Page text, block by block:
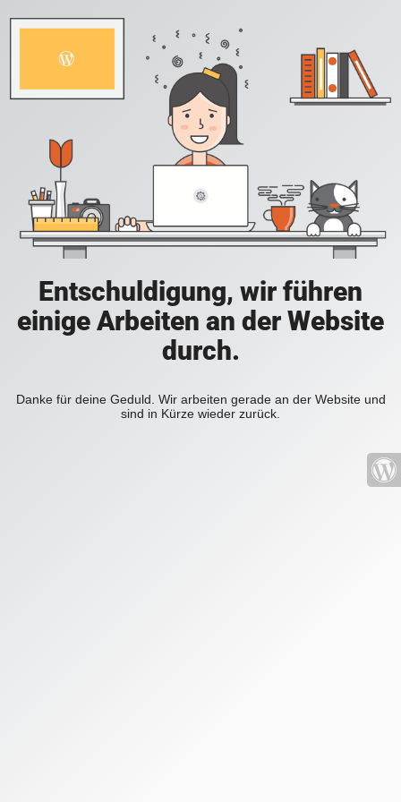
Entschuldigung, wir führen
einige Arbeiten an der Website
durch.
Danke für deine Geduld. Wir arbeiten gerade an der Website und
sind in Kürze wieder zurück.